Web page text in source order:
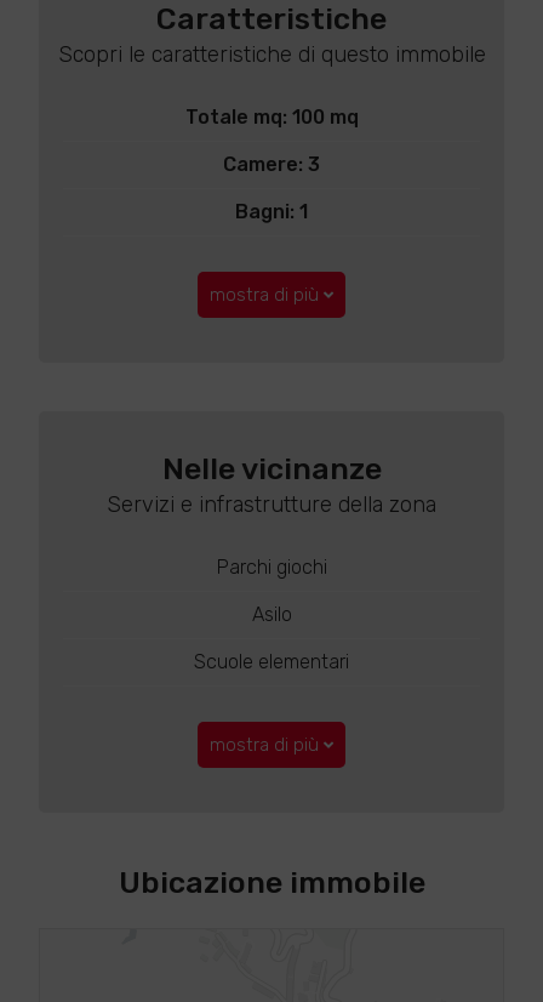
Caratteristiche
Scopri le caratteristiche di questo immobile
Totale mq: 100 mq
Camere: 3
Bagni: 1
mostra di più
Nelle vicinanze
Servizi e infrastrutture della zona
Parchi giochi
Asilo
Scuole elementari
mostra di più
Ubicazione immobile